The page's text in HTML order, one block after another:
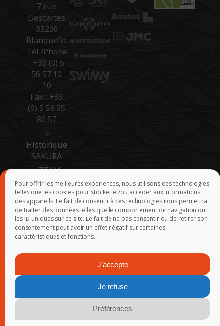
Pour offrir les meilleures expériences, nous utilisons des technologies
telles que les cookies pour stocker et/ou accéder aux informations
des appareils. Le fait de consentir à ces technologies nous permettra
de traiter des données telles que le comportement de navigation ou
les ID uniques sur ce site. Le fait de ne pas consentir ou de retirer son
consentement peut avoir un effet négatif sur certaines
caractéristiques et fonctions.
J’accepte
Je refuse
Préférences
7 rue
Descartes
33290
Blanquefort
Tél./Phone
: +33 (0) 5
56 57 10
10
Fax : +33
(0) 5 56 35
80 57
>
Historique
SAKURA
>TEAM
SAKURA
>Accès
Pro Site B
to B
>Force de
vente
Mentions légales-Politique de confidentialité
du site